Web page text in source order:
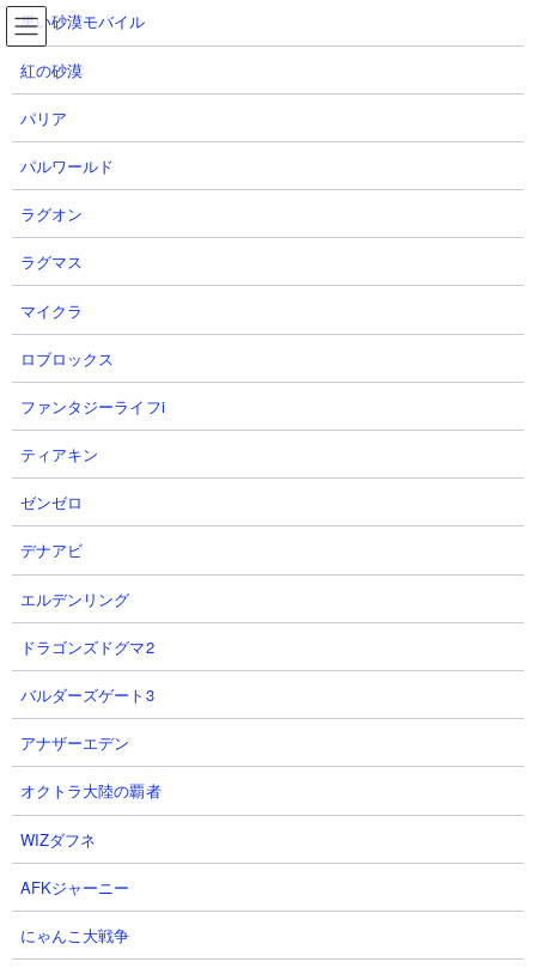
コ
ン
ナ
ビ
極悪のトリ降臨 アポカリプス 攻略動画集
TOP
にゃんこ大戦争
極悪のトリ降臨 アポカリプス 攻略動画集
極悪のトリ降臨 アポカリプス 攻略動画集
【ステージ概要】
「極悪のトリ降臨」の「アポカリプス」
です。ステージ開始直後に極悪な天空ネコがBOSSとして出現し、
遅れてミッドナイトナカイ、フグ太くん、ゴクラッコの面々が出
てくるステージ。極悪な天空ネコは長射程高火力で悪魔シールド
が張られている時間が長いため妨害もしづらいという難敵で、生
半可な大型キャラだとあっという間に排除されてしまいます。
にゃんまのような被弾前提で殴れるタフなキャラを使い捨て運用
するか、または射程640の外（できれば小波動が届かない667）の
外から攻撃できるキャラで削っていくのがベター。また悪魔シー
ルドはHP1340,000という分厚いモノを2回ぶん張るので、シール
ドブレイカーも編成したほうが攻略タイムの短縮になります。
注意すべき敵
極悪な天空のネコ
黒い砂漠モバイル
紅の砂漠
パリア
パルワールド
ラグオン
ラグマス
マイクラ
ロブロックス
ファンタジーライフi
ティアキン
ゼンゼロ
デナアビ
エルデンリング
ドラゴンズドグマ2
バルダーズゲート3
アナザーエデン
オクトラ大陸の覇者
WIZダフネ
AFKジャーニー
にゃんこ大戦争